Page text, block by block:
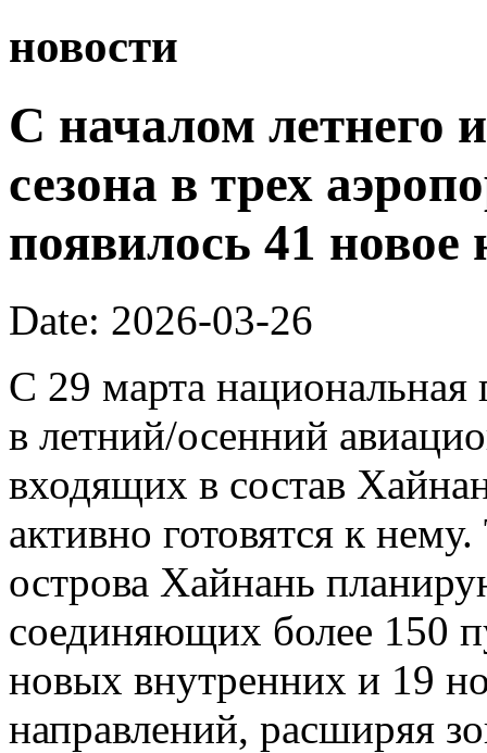
новости
С началом летнего
сезона в трех
появилось 41 новое
Date: 2026-03-26
С 29 марта национальная
в летний/осенний
входящих в состав
активно готовятся к
острова Хайнань
соединяющих более 150
новых внутренних и 19
направлений, расширяя